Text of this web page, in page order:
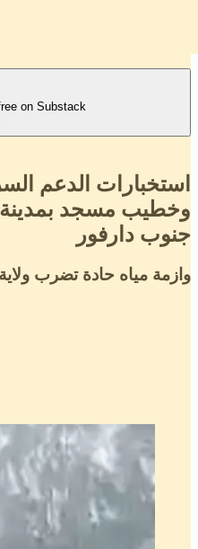
on Substack
استخبارات الدعم
وخطيب مسجد بمدينة
جنوب دارفور
وازمة مياه حادة تضرب